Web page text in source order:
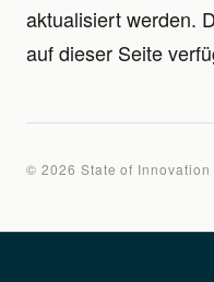
aktualisiert werden.
auf dieser Seite
© 2026 State of Innovation